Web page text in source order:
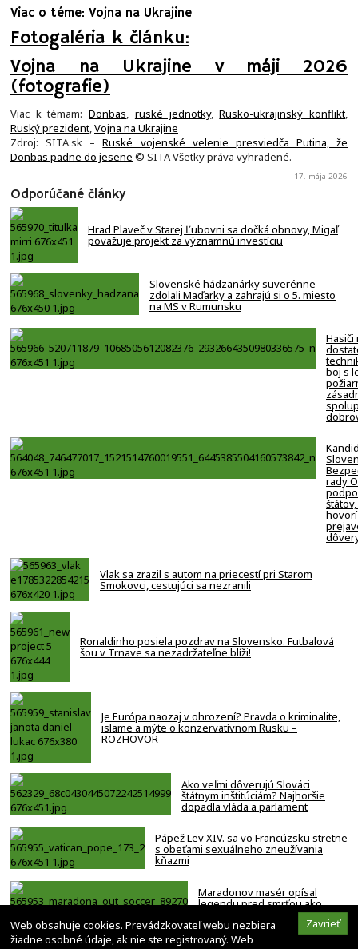
Viac o téme: Vojna na Ukrajine
Fotogaléria k článku:
Vojna na Ukrajine v máji 2026
(fotografie)
Viac k témam:Donbas ruské jednotky,Rusko-ukrajinský konflikt
Ruský prezident Vojna na Ukrajine
Zdroj: SITA.sk –Ruské vojenské velenie presviedča Putina, že
Donbas padne do jesene © SITA Všetky práva vyhradené.
17. mája 2026
Odporúčané články
Hrad Plaveč v Starej Ľubovni sa dočká obnovy, Migaľ
považuje projekt za významnú investíciu
Slovenské hádzanárky suverénne
zdolali Maďarky a zahrajú si o 5. miesto
na MS v Rumunsku
Hasiči
boj s
rady
Vlak sa zrazil s autom na priecestí pri Starom
Smokovci, cestujúci sa nezranili
Ronaldinho posiela pozdrav na Slovensko. Futbalová
šou v Trnave sa nezadržateľne blíži!
Je Európa naozaj v ohrození? Pravda o kriminalite,
islame a mýte o konzervatívnom Rusku –
ROZHOVOR
Ako veľmi dôverujú Slováci
štátnym inštitúciám? Najhoršie
dopadla vláda a parlament
Pápež Lev XIV. sa vo Francúzsku stretne
s obeťami sexuálneho zneužívania
kňazmi
Maradonov masér opísal
legendu pred smrťou ako
bezmocnú a rezignovanú
osobu Zavrieť
Web obsahuje cookies. Prevádzkovateľ webu nezbiera
žiadne osobné údaje, ak nie ste registrovaný. Web